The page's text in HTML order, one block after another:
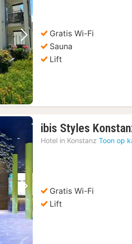
Volgende foto
Gratis Wi-Fi
Sauna
Lift
Volgende foto
ibis Styles
Hotel in Konstanz Toon op
Gratis Wi-Fi
Lift